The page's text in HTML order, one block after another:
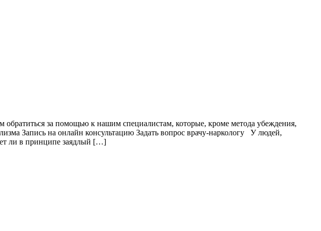
обратиться за помощью к нашим специалистам, которые, кроме метода убеждения,
Запись на онлайн консультацию Задать вопрос врачу-наркологу У людей,
ли в принципе заядлый […]